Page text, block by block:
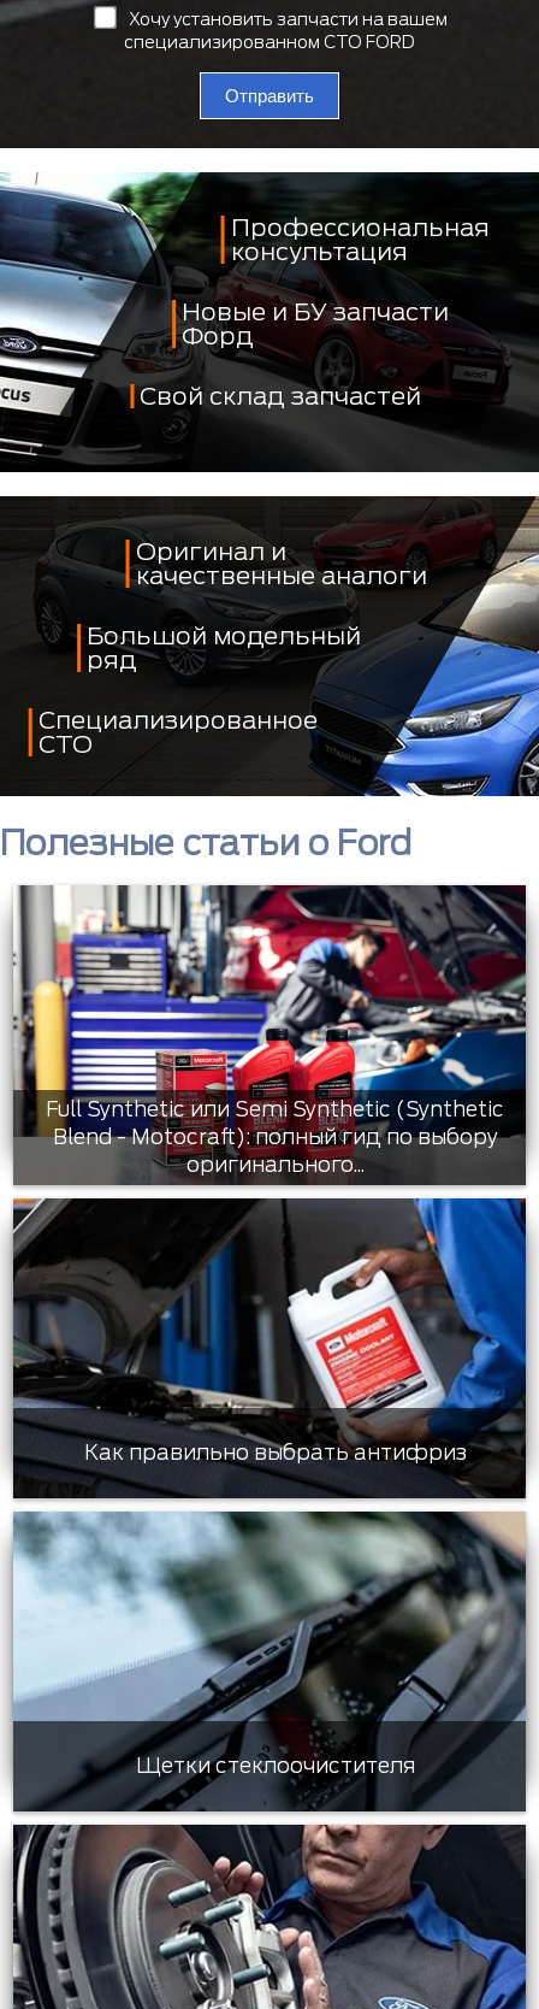
Хочу установить запчасти на вашем
специализированном СТО FORD
Отправить
Профессиональная
консультация
Новые и БУ запчасти
Форд
Свой склад запчастей
Оригинал и
качественные аналоги
Большой модельный
ряд
Специализированное
СТО
Полезные статьи о Ford
Full Synthetic или Semi Synthetic (Synthetic
Blend - Motocraft): полный гид по выбору
оригинального...
Как правильно выбрать антифриз
Щетки стеклоочистителя